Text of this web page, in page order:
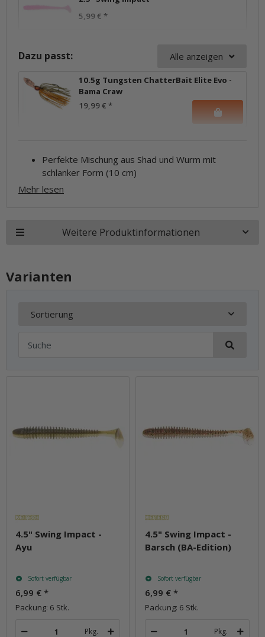
5,99 € *
Dazu passt: Alle anzeigen
10.5g Tungsten ChatterBait Elite Evo -
Bama Craw
19,99 € *
Perfekte Mischung aus Shad und Wurm mit
schlanker Form (10 cm)
Mehr lesen
Weitere Produktinformationen
Varianten
Sortierung
4.5" Swing Impact -
Ayu
Sofort verfügbar
6,99 € *
Packung: 6 Stk.
Pkg.
4.5" Swing Impact -
Barsch (BA-Edition)
Sofort verfügbar
6,99 € *
Packung: 6 Stk.
Pkg.